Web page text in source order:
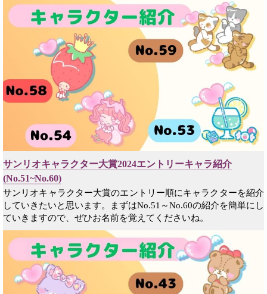
サンリオキャラクター大賞2024エントリーキャラ紹介
(No.51~No.60)
サンリオキャラクター大賞のエントリー順にキャラクターを紹介
していきたいと思います。まずはNo.51～No.60の紹介を簡単にし
ていきますので、ぜひお名前を覚えてくださいね。